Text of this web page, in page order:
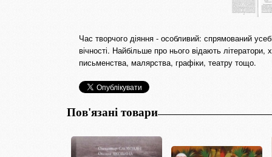
Час творчого діяння - особливий: спрямований
вічності. Найбільше про нього відають
письменства, малярства, графіки, театру тощо.
Пов'язані товари